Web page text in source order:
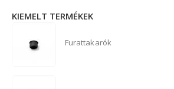
KIEMELT TERMÉKEK
Furattakarók